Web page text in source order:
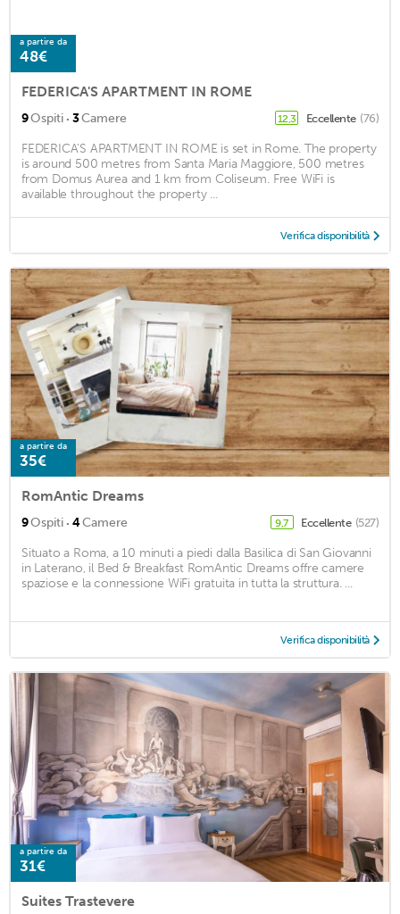
a partire da
48€
FEDERICA'S APARTMENT IN ROME
9Ospiti · 3Camere 12,3 Eccellente (76)
FEDERICA'S APARTMENT IN ROME is set in Rome. The property
is around 500 metres from Santa Maria Maggiore, 500 metres
from Domus Aurea and 1 km from Coliseum. Free WiFi is
available throughout the property ...
Verifica disponibilità
a partire da
35€
RomAntic Dreams
9Ospiti · 4Camere 9,7 Eccellente (527)
Situato a Roma, a 10 minuti a piedi dalla Basilica di San Giovanni
in Laterano, il Bed & Breakfast RomAntic Dreams offre camere
spaziose e la connessione WiFi gratuita in tutta la struttura. ...
Verifica disponibilità
a partire da
31€
Suites Trastevere